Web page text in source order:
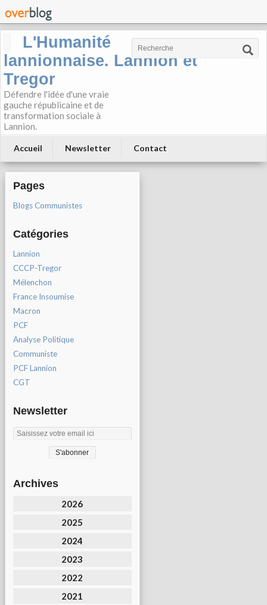
L'Humanité
lannionnaise. Lannion et
Tregor
Défendre l'idée d'une vraie
gauche républicaine et de
transformation sociale à
Lannion.
Accueil Newsletter Contact
Pages
Blogs Communistes
Catégories
Lannion
CCCP-Tregor
Mélenchon
France Insoumise
Macron
PCF
Analyse Politique
Communiste
PCF Lannion
CGT
Newsletter
Archives
2026
2025
2024
2023
2022
2021